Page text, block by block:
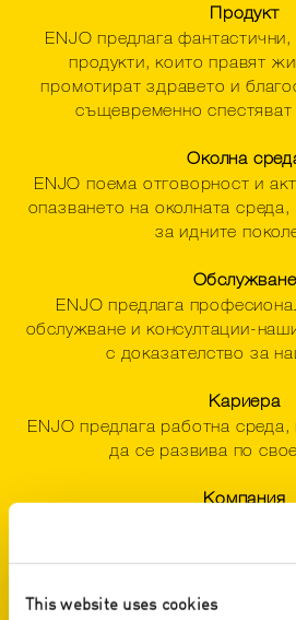
This website uses cookies
Продукт
ENJO предлага
продукти, които правят
промотират здравето и
същевременно
Околна
ENJO поема отговорност и
опазването на околната среда,
за идните
Обслужване
ENJO предлага
обслужване и консултации-
с доказателство за
Кариера
ENJO предлага работна
да се развива по
Компания
ENJO е гъвкава, семейно-
което непрекъснато
успех и